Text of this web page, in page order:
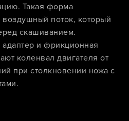
Такая форма
поток, который
скашиванием.
и фрикционная
коленвал двигателя от
при столкновении ножа с